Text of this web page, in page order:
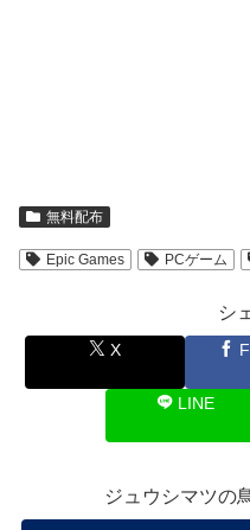
無料配布
Epic Games PCゲーム
シ
X
LINE
ジュウシマツの